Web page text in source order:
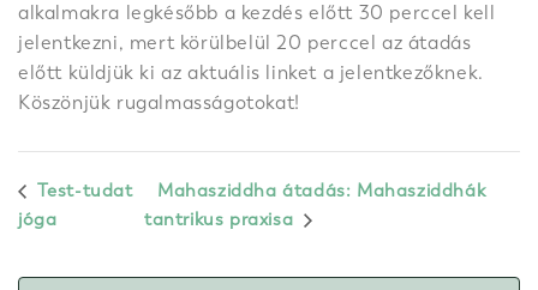
alkalmakra legkésőbb a kezdés előtt 30 perccel kell
jelentkezni, mert körülbelül 20 perccel az átadás
előtt küldjük ki az aktuális linket a jelentkezőknek.
Köszönjük rugalmasságotokat!
Test-tudat
jóga
Mahasziddha átadás: Mahasziddhák
tantrikus praxisa